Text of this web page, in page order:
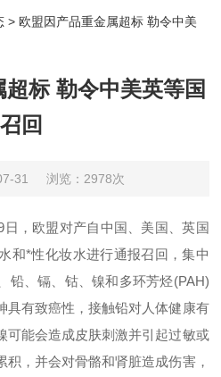
>欧盟因产品重金属超标 勒令中美
标 勒令中美英等国
召回
31 浏览：2978次
，欧盟对产自中国、美国、英国
和*性化妆水进行通报召回，集中
铅、镉、钴、镍和多环芳烃(PAH)
具有致癌性，接触铅对人体健康有
可能会造成皮肤刺激并引起过敏或
，并会对骨骼和肾脏造成伤害，